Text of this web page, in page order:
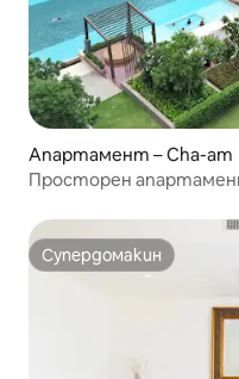
Апартамент – Cha-am
Просторен
Супердомакин
Супердомакин